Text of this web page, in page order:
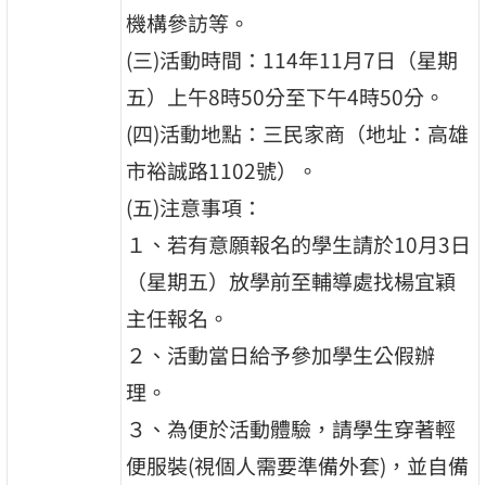
機構參訪等。
(三)活動時間：114年11月7日（星期
五）上午8時50分至下午4時50分。
(四)活動地點：三民家商（地址：高雄
市裕誠路1102號）。
(五)注意事項：
１、若有意願報名的學生請於10月3日
（星期五）放學前至輔導處找楊宜穎
主任報名。
２、活動當日給予參加學生公假辦
理。
３、為便於活動體驗，請學生穿著輕
便服裝(視個人需要準備外套)，並自備